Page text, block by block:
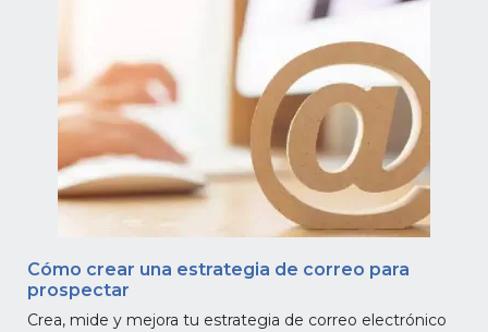
Cómo crear una estrategia de correo para
prospectar
Crea, mide y mejora tu estrategia de correo electrónico